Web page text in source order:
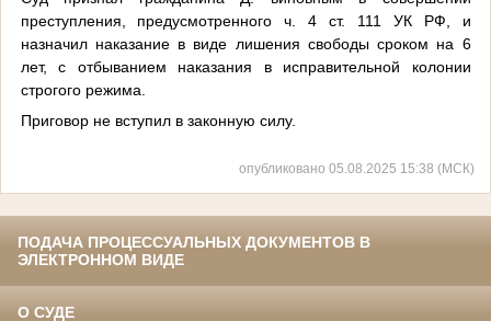
преступления, предусмотренного ч. 4 ст. 111 УК РФ, и
назначил наказание в виде лишения свободы сроком на 6
лет, с отбыванием наказания в исправительной колонии
строгого режима.
Приговор не вступил в законную силу.
опубликовано 05.08.2025 15:38 (МСК)
ПОДАЧА ПРОЦЕССУАЛЬНЫХ ДОКУМЕНТОВ В
ЭЛЕКТРОННОМ ВИДЕ
О СУДЕ